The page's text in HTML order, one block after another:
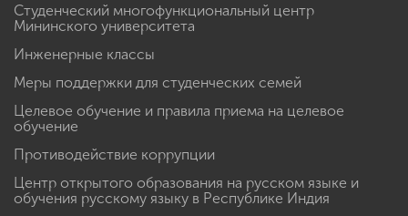
Студенческий многофункциональный центр
Мининского университета
Инженерные классы
Меры поддержки для студенческих семей
Целевое обучение и правила приема на целевое
обучение
Противодействие коррупции
Центр открытого образования на русском языке и
обучения русскому языку в Республике Индия